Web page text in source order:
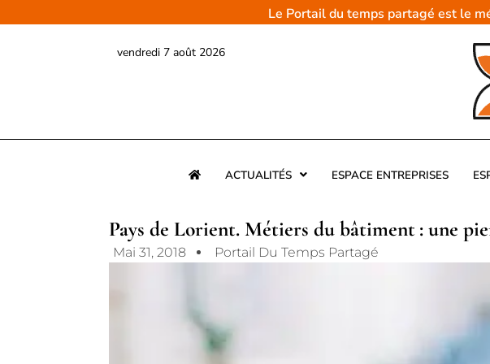
au
Le Portail du temps partagé est le
vendredi 7 août 2026
ACTUALITÉS ESPACE ENTREPRISES
Pays de Lorient. Métiers du bâtiment : une
Mai 31, 2018 Portail Du Temps Partagé